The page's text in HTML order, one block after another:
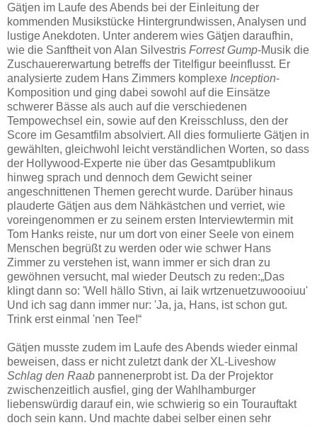
Gätjen im Laufe des Abends bei der Einleitung der
kommenden Musikstücke Hintergrundwissen, Analysen und
lustige Anekdoten. Unter anderem wies Gätjen daraufhin,
wie die Sanftheit von Alan Silvestris Forrest Gump-Musik die
Zuschauererwartung betreffs der Titelfigur beeinflusst. Er
analysierte zudem Hans Zimmers komplexe Inception-
Komposition und ging dabei sowohl auf die Einsätze
schwerer Bässe als auch auf die verschiedenen
Tempowechsel ein, sowie auf den Kreisschluss, den der
Score im Gesamtfilm absolviert. All dies formulierte Gätjen in
gewählten, gleichwohl leicht verständlichen Worten, so dass
der Hollywood-Experte nie über das Gesamtpublikum
hinweg sprach und dennoch dem Gewicht seiner
angeschnittenen Themen gerecht wurde. Darüber hinaus
plauderte Gätjen aus dem Nähkästchen und verriet, wie
voreingenommen er zu seinem ersten Interviewtermin mit
Tom Hanks reiste, nur um dort von einer Seele von einem
Menschen begrüßt zu werden oder wie schwer Hans
Zimmer zu verstehen ist, wann immer er sich dran zu
gewöhnen versucht, mal wieder Deutsch zu reden:„Das
klingt dann so: 'Well hällo Stivn, ai laik wrtzenuetzuwoooiuu'
Und ich sag dann immer nur: 'Ja, ja, Hans, ist schon gut.
Trink erst einmal 'nen Tee!“
Gätjen musste zudem im Laufe des Abends wieder einmal
beweisen, dass er nicht zuletzt dank der XL-Liveshow
Schlag den Raab pannenerprobt ist. Da der Projektor
zwischenzeitlich ausfiel, ging der Wahlhamburger
liebenswürdig darauf ein, wie schwierig so ein Tourauftakt
doch sein kann. Und machte dabei selber einen sehr